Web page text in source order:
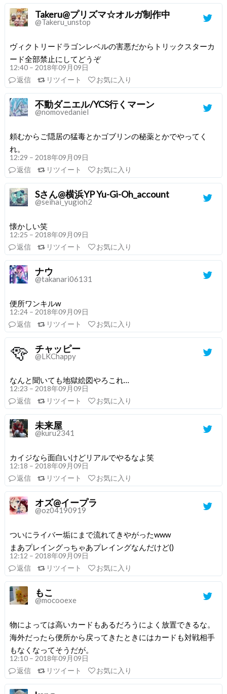
Takeru@プリズマ☆オルガ制作中
@Takeru_unstop
ヴィクトリードラゴンレベルの害悪だからトリックスターカ
ード全部禁止にしてどうぞ
12:40 – 2018年09月09日
返信
リツイート お気に入り
不動ダニエル/YCS行くマーン
@nomovedaniel
頼むからご隠居の猛毒とかゴブリンの秘薬とかでやってく
れ。
12:29 – 2018年09月09日
返信
リツイート お気に入り
Sさん@横浜YP Yu-Gi-Oh_account
@seihai_yugioh2
懐かしい笑
12:25 – 2018年09月09日
返信
リツイート お気に入り
ナウ
@takanari06131
便所ワンキルw
12:24 – 2018年09月09日
返信
リツイート お気に入り
チャッピー
@LKChappy
なんと聞いても地獄絵図やろこれ…
12:23 – 2018年09月09日
返信
リツイート お気に入り
未来屋
@kuru2341
カイジなら面白いけどリアルでやるなよ笑
12:18 – 2018年09月09日
返信
リツイート お気に入り
オズ@イープラ
@oz04190919
ついにライバー垢にまで流れてきやがったwww
まあプレイングっちゃあプレイングなんだけど()
12:12 – 2018年09月09日
返信
リツイート お気に入り
もこ
@mocooexe
物によっては高いカードもあるだろうによく放置できるな。
海外だったら便所から戻ってきたときにはカードも対戦相手
もなくなってそうだが。
12:10 – 2018年09月09日
返信
リツイート お気に入り